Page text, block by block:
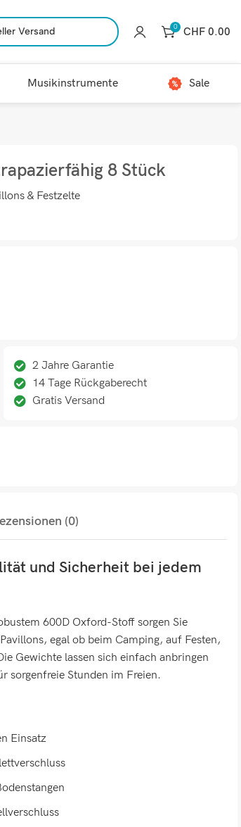
Versand 0 CHF 0.00
Musikinstrumente Sale
8 Stück
& Festzelte
2 Jahre Garantie
14 Tage Rückgaberecht
Gratis Versand
(0)
und Sicherheit bei jedem
600D Oxford-Stoff sorgen Sie
egal ob beim Camping, auf Festen,
Gewichte lassen sich einfach anbringen
sorgenfreie Stunden im Freien.
Einsatz